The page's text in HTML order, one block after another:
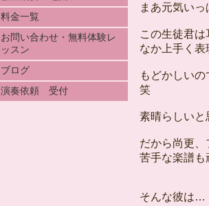
まあ元気い
この生徒君
なか上手く表
もどかしい
笑
素晴らしいと
だから尚更、
苦手な楽譜も
そんな彼は…
料金一覧
お問い合わせ・無料体験レ
ッスン
ブログ
演奏依頼 受付